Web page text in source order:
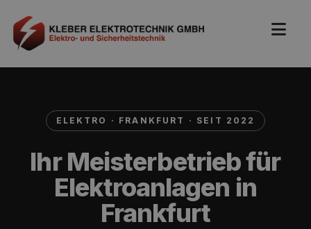
ELEKTRO · FRANKFURT · SEIT 2022
Ihr Meisterbetrieb für
Elektroanlagen in
Frankfurt